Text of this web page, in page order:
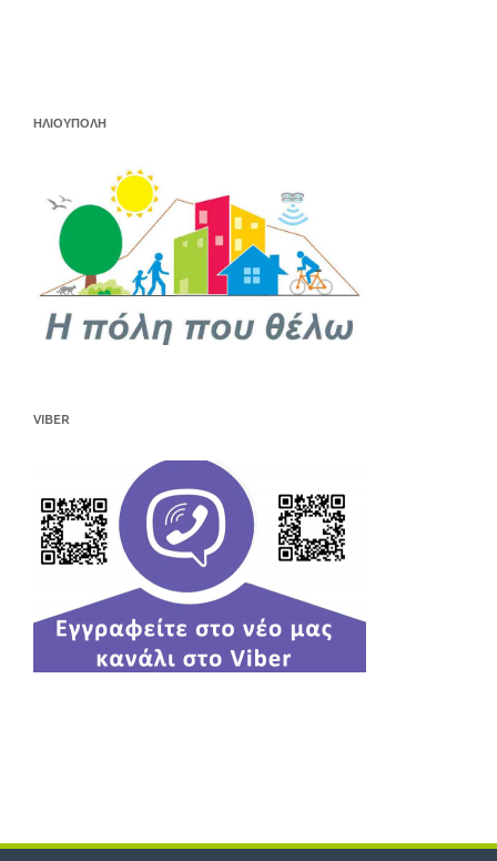
ΗΛΙΟΥΠΟΛΗ
VIBER